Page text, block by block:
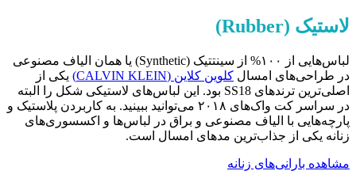
لاستیک (Rubber
)
لباس‌هایی از ۱۰۰% از سینتتیک (Synthetic) یا همان الیاف مصنوعی
در طراحی‌های امسال کلوین کلاین (CALVIN KLEIN)
یکی از
اصلی‌ترین ترندهای SS18 بود. این لباس‌های لاستیکی شکل را البته
در سراسر کت واک‌های ۲۰۱۸ می‌توانید ببینید. به کاربردن پلاستیک و
پارچه‌هایی با الیاف مصنوعی و براق در لباس‌ها و اکسسوری‌های
زنانه یکی از جذاب‌ترین مدهای امسال است.
مشاهده بارانی‌های زنانه